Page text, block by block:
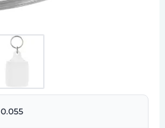
0.055